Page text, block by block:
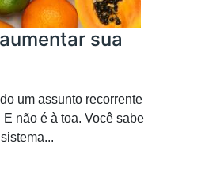
sua
um assunto recorrente
não é à toa. Você sabe